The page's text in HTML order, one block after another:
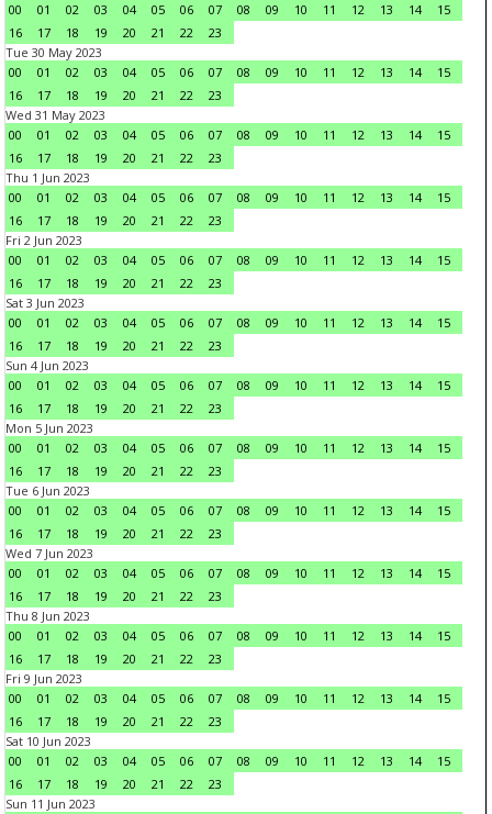
00
01 02 03 04 05 06 07 08 09 10 11 12 13 14
15
16
17 18 19 20 21 22
23
Tue 30 May 2023
00
01 02 03 04 05 06 07 08 09 10 11 12 13 14
15
16
17 18 19 20 21 22
23
Wed 31 May 2023
00
01 02 03 04 05 06 07 08 09 10 11 12 13 14
15
16
17 18 19 20 21 22
23
Thu 1 Jun 2023
00
01 02 03 04 05 06 07 08 09 10 11 12 13 14
15
16
17 18 19 20 21 22
23
Fri 2 Jun 2023
00
01 02 03 04 05 06 07 08 09 10 11 12 13 14
15
16
17 18 19 20 21 22
23
Sat 3 Jun 2023
00
01 02 03 04 05 06 07 08 09 10 11 12 13 14
15
16
17 18 19 20 21 22
23
Sun 4 Jun 2023
00
01 02 03 04 05 06 07 08 09 10 11 12 13 14
15
16
17 18 19 20 21 22
23
Mon 5 Jun 2023
00
01 02 03 04 05 06 07 08 09 10 11 12 13 14
15
16
17 18 19 20 21 22
23
Tue 6 Jun 2023
00
01 02 03 04 05 06 07 08 09 10 11 12 13 14
15
16
17 18 19 20 21 22
23
Wed 7 Jun 2023
00
01 02 03 04 05 06 07 08 09 10 11 12 13 14
15
16
17 18 19 20 21 22
23
Thu 8 Jun 2023
00
01 02 03 04 05 06 07 08 09 10 11 12 13 14
15
16
17 18 19 20 21 22
23
Fri 9 Jun 2023
00
01 02 03 04 05 06 07 08 09 10 11 12 13 14
15
16
17 18 19 20 21 22
23
Sat 10 Jun 2023
00
01 02 03 04 05 06 07 08 09 10 11 12 13 14
15
16
17 18 19 20 21 22
23
Sun 11 Jun 2023